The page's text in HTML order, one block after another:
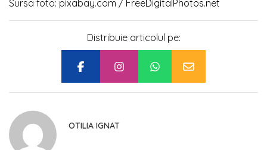
Sursa foto: pixabay.com / FreeDigitalPhotos.net
Distribuie articolul pe:
OTILIA IGNAT